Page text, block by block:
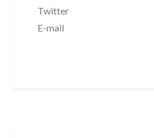
Twitter
E-mail